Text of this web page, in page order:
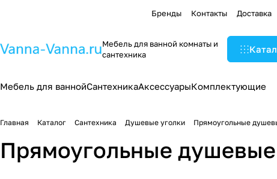
Бренды Контакты Доставка
Мебель для ванной комнаты и
сантехника
Мебель для ваннойСантехникаАксессуарыКомплектующие
Главная Каталог Сантехника Душевые уголки Прямоугольные
Прямоугольные душевые